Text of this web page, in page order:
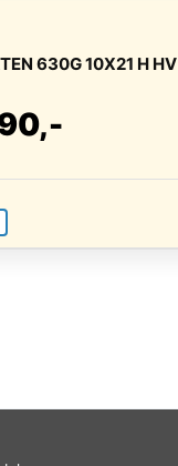
630G 10X21 H HV